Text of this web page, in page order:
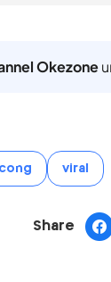
Okezone
viral
Share